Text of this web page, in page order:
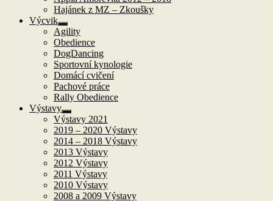
Hajánek z MZ – Zkoušky
Výcvik
Zobrazit
podřazené
položky
Agility
Obedience
DogDancing
Sportovní kynologie
Domácí cvičení
Pachové práce
Rally Obedience
Výstavy
Zobrazit
podřazené
položky
Výstavy 2021
2019 – 2020 Výstavy
2014 – 2018 Výstavy
2013 Výstavy
2012 Výstavy
2011 Výstavy
2010 Výstavy
2008 a 2009 Výstavy